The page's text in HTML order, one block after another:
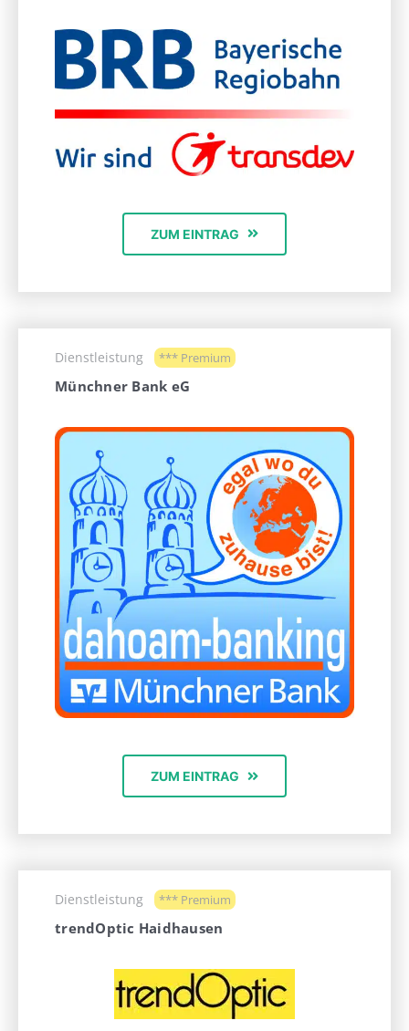
ZUM EINTRAG
Dienstleistung *** Premium
Münchner Bank eG
ZUM EINTRAG
Dienstleistung *** Premium
trendOptic Haidhausen